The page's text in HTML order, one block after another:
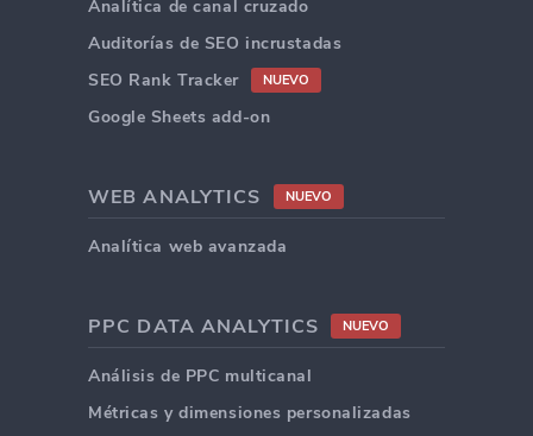
Analítica de canal cruzado
Auditorías de SEO incrustadas
SEO Rank Tracker
NUEVO
Google Sheets add-on
WEB ANALYTICS NUEVO
Analítica web avanzada
PPC DATA ANALYTICS NUEVO
Análisis de PPC multicanal
Métricas y dimensiones personalizadas